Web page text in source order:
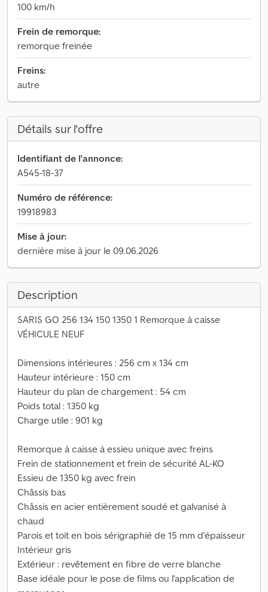
100 km/h
Frein de remorque:
remorque freinée
Freins:
autre
Détails sur l'offre
Identifiant de l'annonce:
A545-18-37
Numéro de référence:
19918983
Mise à jour:
dernière mise à jour le 09.06.2026
Description
SARIS GO 256 134 150 1350 1 Remorque à caisse
VÉHICULE NEUF
Dimensions intérieures : 256 cm x 134 cm
Hauteur intérieure : 150 cm
Hauteur du plan de chargement : 54 cm
Poids total : 1350 kg
Charge utile : 901 kg
Remorque à caisse à essieu unique avec freins
Frein de stationnement et frein de sécurité AL-KO
Essieu de 1350 kg avec frein
Châssis bas
Châssis en acier entièrement soudé et galvanisé à
chaud
Parois et toit en bois sérigraphié de 15 mm d'épaisseur
Intérieur gris
Extérieur : revêtement en fibre de verre blanche
Base idéale pour le pose de films ou l'application de